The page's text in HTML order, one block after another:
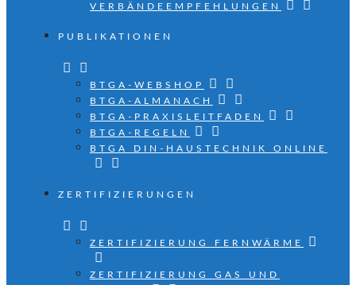
VERBÄNDEEMPFEHLUNGEN
PUBLIKATIONEN
BTGA-WEBSHOP
BTGA-ALMANACH
BTGA-PRAXISLEITFADEN
BTGA-REGELN
BTGA DIN-HAUSTECHNIK ONLINE
ZERTIFIZIERUNGEN
ZERTIFIZIERUNG FERNWÄRME
ZERTIFIZIERUNG GAS UND